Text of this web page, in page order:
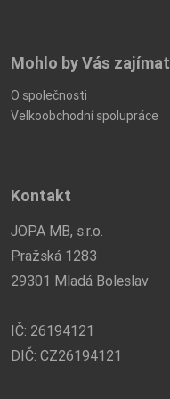
Mohlo by Vás zajímat
O společnosti
Velkoobchodní spolupráce
Kontakt
JOPA MB, s.r.o.
Pražská 1283
29301 Mladá Boleslav
IČ: 26194121
DIČ: CZ26194121